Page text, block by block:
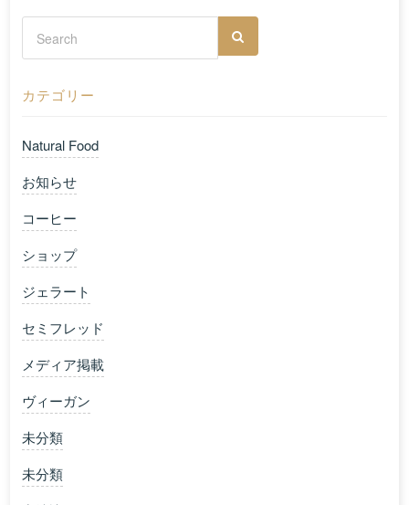
カテゴリー
Natural Food
お知らせ
コーヒー
ショップ
ジェラート
セミフレッド
メディア掲載
ヴィーガン
未分類
未分類